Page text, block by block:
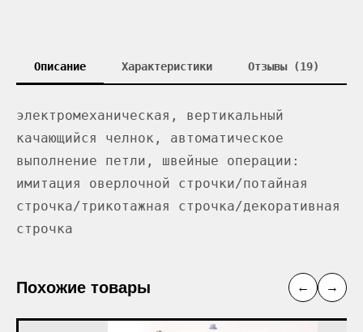
Описание Характеристики Отзывы (19)
электромеханическая, вертикальный
качающийся челнок, автоматическое
выполнение петли, швейные операции:
имитация оверлочной строчки/потайная
строчка/трикотажная строчка/декоративная
строчка
Похожие товары ← →